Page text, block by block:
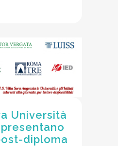
Università
diploma